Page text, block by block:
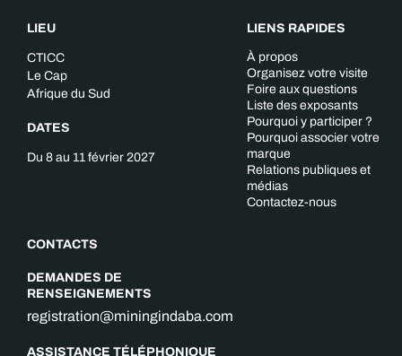
LIEU
CTICC
Le Cap
Afrique du Sud
DATES
Du 8 au 11 février 2027
CONTACTS
DEMANDES DE
RENSEIGNEMENTS
registration@miningindaba.com
ASSISTANCE TÉLÉPHONIQUE
LIENS RAPIDES
À propos
Organisez votre visite
Foire aux questions
Liste des exposants
Pourquoi y participer ?
Pourquoi associer votre
marque
Relations publiques et
médias
Contactez-nous